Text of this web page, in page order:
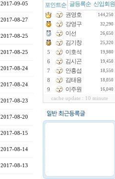
2017-09-05
2017-08-27
2017-08-25
2017-08-25
2017-08-24
2017-08-24
2017-08-23
2017-08-20
2017-08-15
2017-08-14
2017-08-13
포인트순 글등록순 신입회원
권영호
144,250
강영구 32,290
이선 26,650
김기창 25,320
5 이호석 19,980
6 김시곤 19,450
7 안흥섭 18,550
8 김태용 18,050
9 이주원 16,040
cache update : 10 minute